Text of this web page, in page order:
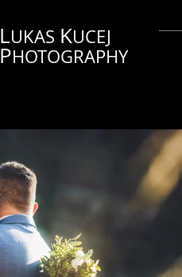
LUKAS KUCEJ
PHOTOGRAPHY